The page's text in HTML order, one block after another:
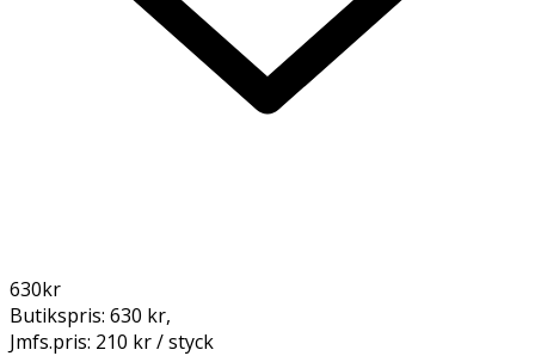
630kr
Butikspris: 630 kr,
Jmfs.pris: 210 kr / styck